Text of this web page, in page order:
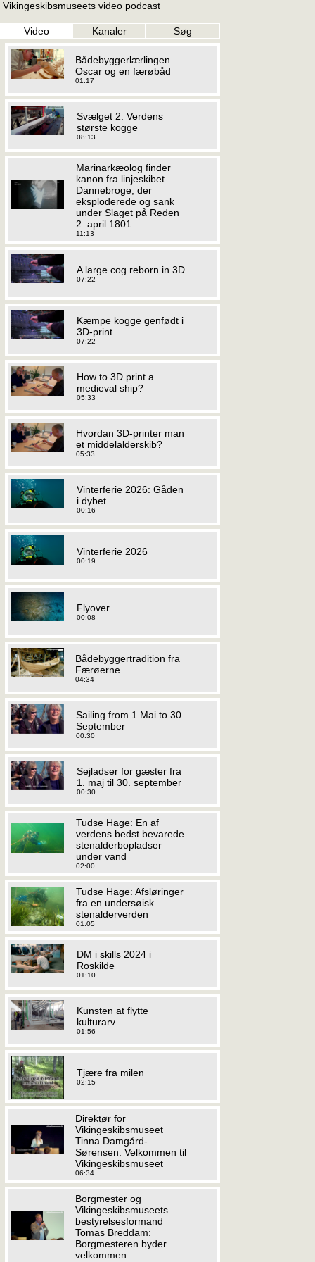
Vikingeskibsmuseets video podcast
Video Kanaler Søg
Bådebyggerlærlingen
Oscar og en færøbåd
01:17
Svælget 2: Verdens
største kogge
08:13
Marinarkæolog finder
kanon fra linjeskibet
Dannebroge, der
eksploderede og sank
under Slaget på Reden
2. april 1801
11:13
A large cog reborn in 3D
07:22
Kæmpe kogge genfødt i
3D-print
07:22
How to 3D print a
medieval ship?
05:33
Hvordan 3D-printer man
et middelalderskib?
05:33
Vinterferie 2026: Gåden
i dybet
00:16
Vinterferie 2026
00:19
Flyover
00:08
Bådebyggertradition fra
Færøerne
04:34
Sailing from 1 Mai to 30
September
00:30
Sejladser for gæster fra
1. maj til 30. september
00:30
Tudse Hage: En af
verdens bedst bevarede
stenalderbopladser
under vand
02:00
Tudse Hage: Afsløringer
fra en undersøisk
stenalderverden
01:05
DM i skills 2024 i
Roskilde
01:10
Kunsten at flytte
kulturarv
01:56
Tjære fra milen
02:15
Direktør for
Vikingeskibsmuseet
Tinna Damgård-
Sørensen: Velkommen til
Vikingeskibsmuseet
06:34
Borgmester og
Vikingeskibsmuseets
bestyrelsesformand
Tomas Breddam:
Borgmesteren byder
velkommen